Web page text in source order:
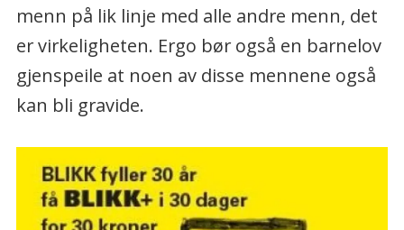
menn på lik linje med alle andre menn, det
er virkeligheten. Ergo bør også en barnelov
gjenspeile at noen av disse mennene også
kan bli gravide.